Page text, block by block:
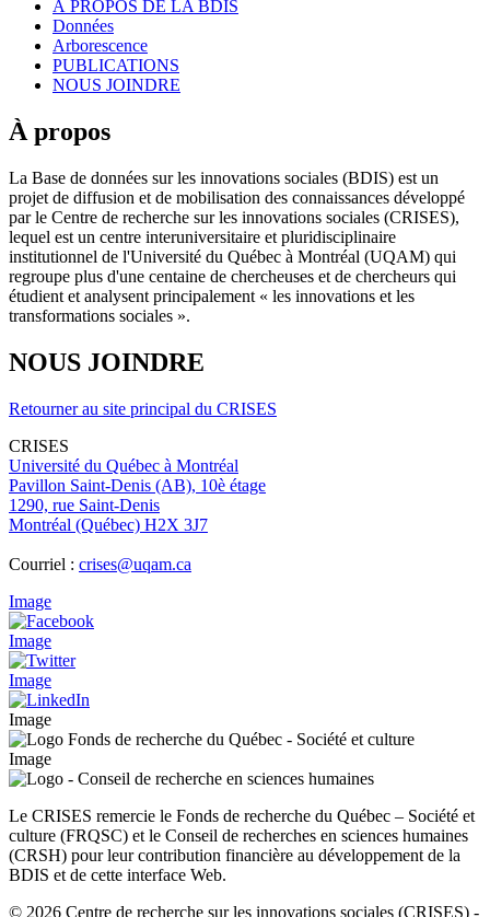
À PROPOS DE LA BDIS
Données
Arborescence
PUBLICATIONS
NOUS JOINDRE
À propos
La Base de données sur les innovations sociales (BDIS) est un
projet de diffusion et de mobilisation des connaissances développé
par le Centre de recherche sur les innovations sociales (CRISES),
lequel est un centre interuniversitaire et pluridisciplinaire
institutionnel de l'Université du Québec à Montréal (UQAM) qui
regroupe plus d'une centaine de chercheuses et de chercheurs qui
étudient et analysent principalement « les innovations et les
transformations sociales ».
NOUS JOINDRE
Retourner au site principal du CRISES
CRISES
Université du Québec à Montréal
Pavillon Saint-Denis (AB), 10è étage
1290, rue Saint-Denis
Montréal (Québec) H2X 3J7
Courriel : crises@uqam.ca
Image
Image
Image
Image
Image
Le CRISES remercie le Fonds de recherche du Québec – Société et
culture (FRQSC) et le Conseil de recherches en sciences humaines
(CRSH) pour leur contribution financière au développement de la
BDIS et de cette interface Web.
© 2026 Centre de recherche sur les innovations sociales (CRISES) -